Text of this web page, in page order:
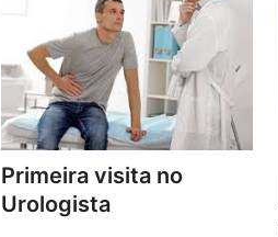
Primeira visita no
Urologista